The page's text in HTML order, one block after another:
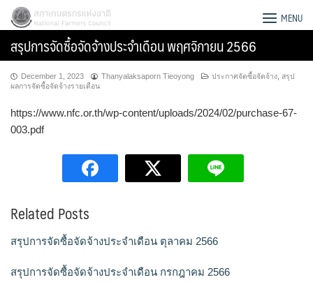
Skip
content
Search
สภาเกษตรกรแห่งชาติ MENU
สรุปการจัดซื้อจัดจ้างประจำเดือน พฤศจิกายน 2566
December 1, 2023 Thanyalaksaporn Tieoyong ประกาศจัดซื้อจัดจ้าง สรุป
ผลการจัดซื้อจัดจ้างรายเดือน
https://www.nfc.or.th/wp-content/uploads/2024/02/purchase-67-
003.pdf
Related Posts
สรุปการจัดซื้อจัดจ้างประจำเดือน ตุลาคม 2566
สรุปการจัดซื้อจัดจ้างประจำเดือน กรกฎาคม 2566